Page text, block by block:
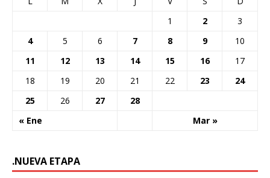
« Ene Mar »
1 2
3
4
5 6 7 8 9
10
11
12 13 14 15 16
17
18
19 20 21 22 23
24
25
26 27 28
.NUEVA ETAPA